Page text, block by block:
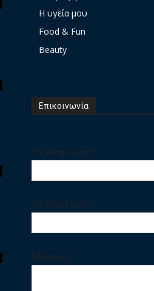
Η υγεία μου
Food & Fun
Beauty
Επικοινωνία
Το Ονομα σας*
Το Email σας*
Μηνυμα